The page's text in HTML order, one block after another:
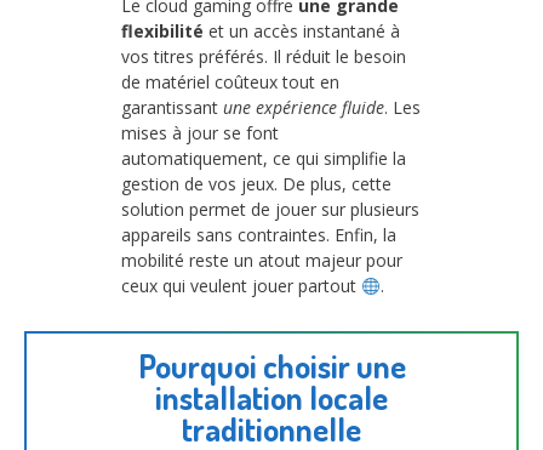
Le cloud gaming offre une grande
flexibilité et un accès instantané à
vos titres préférés. Il réduit le besoin
de matériel coûteux tout en
garantissant une expérience fluide. Les
mises à jour se font
automatiquement, ce qui simplifie la
gestion de vos jeux. De plus, cette
solution permet de jouer sur plusieurs
appareils sans contraintes. Enfin, la
mobilité reste un atout majeur pour
ceux qui veulent jouer partout
.
Pourquoi choisir une
installation locale
traditionnelle